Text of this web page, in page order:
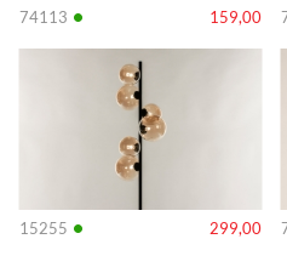
74113 • 159,00
15255 • 299,00
Info